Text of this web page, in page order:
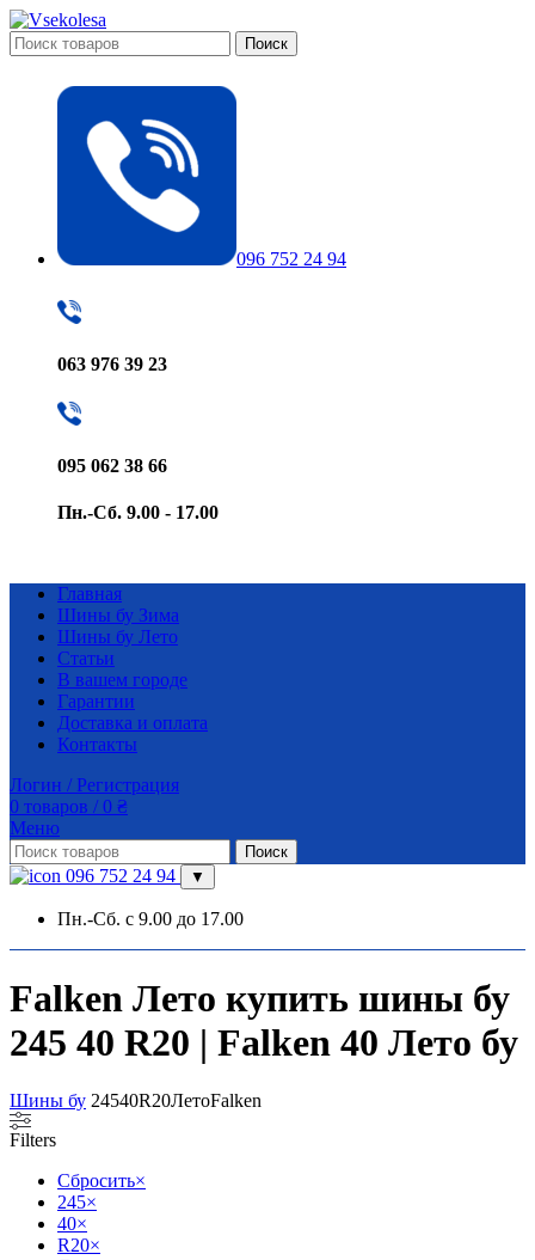
Поиск
096 752 24 94
063 976 39 23
095 062 38 66
Пн.-Сб. 9.00 - 17.00
Главная
Шины бу Зима
Шины бу Лето
Статьи
В вашем городе
Гарантии
Доставка и оплата
Контакты
Логин / Регистрация
0 товаров / 0 ₴
Меню
Поиск
096 752 24 94 ▼
Пн.-Сб. с 9.00 до 17.00
Falken Лето купить шины бу
245 40 R20 | Falken 40 Лето бу
Шины бу 24540R20ЛетоFalken
Filters
Сбросить×
245×
40×
R20×